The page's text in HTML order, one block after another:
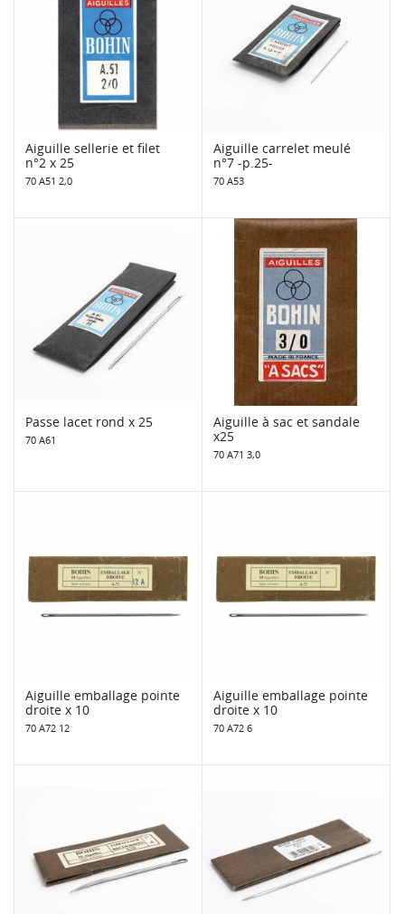
Aiguille sellerie et filet
n°2 x 25
70 A51 2,0
Aiguille carrelet meulé
n°7 -p.25-
70 A53
Passe lacet rond x 25
70 A61
Aiguille à sac et sandale
x25
70 A71 3,0
Aiguille emballage pointe
droite x 10
70 A72 12
Aiguille emballage pointe
droite x 10
70 A72 6